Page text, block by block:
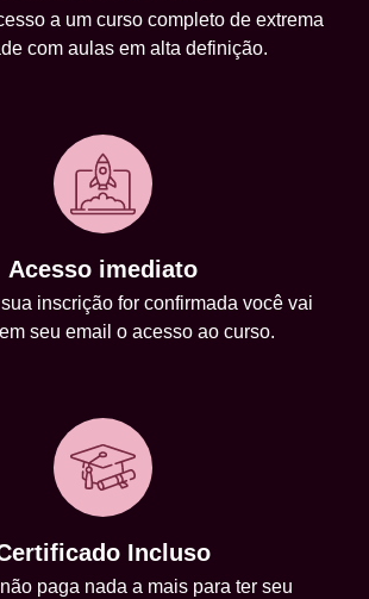
a um curso completo de extrema
com aulas em alta definição.
Acesso imediato
inscrição for confirmada você vai
seu email o acesso ao curso.
Incluso
paga nada a mais para ter seu